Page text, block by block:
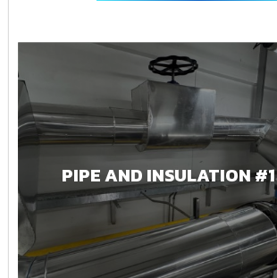
PIPE AND INSULATION #1